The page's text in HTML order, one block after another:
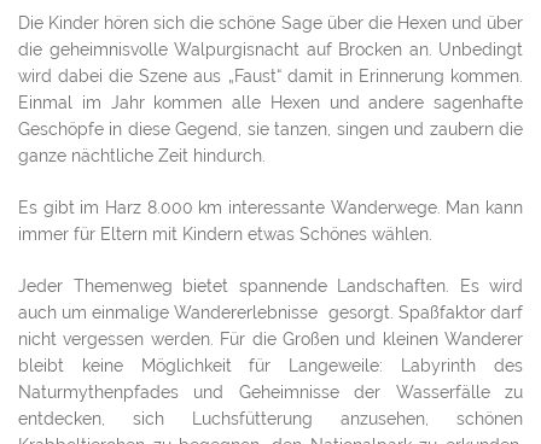
Die Kinder hören sich die schöne Sage über die Hexen und über
die geheimnisvolle Walpurgisnacht auf Brocken an. Unbedingt
wird dabei die Szene aus „Faust“ damit in Erinnerung kommen.
Einmal im Jahr kommen alle Hexen und andere sagenhafte
Geschöpfe in diese Gegend, sie tanzen, singen und zaubern die
ganze nächtliche Zeit hindurch.
Es gibt im Harz 8.000 km interessante Wanderwege. Man kann
immer für Eltern mit Kindern etwas Schönes wählen.
Jeder Themenweg bietet spannende Landschaften. Es wird
auch um einmalige Wandererlebnisse gesorgt. Spaßfaktor darf
nicht vergessen werden. Für die Großen und kleinen Wanderer
bleibt keine Möglichkeit für Langeweile: Labyrinth des
Naturmythenpfades und Geheimnisse der Wasserfälle zu
entdecken, sich Luchsfütterung anzusehen, schönen